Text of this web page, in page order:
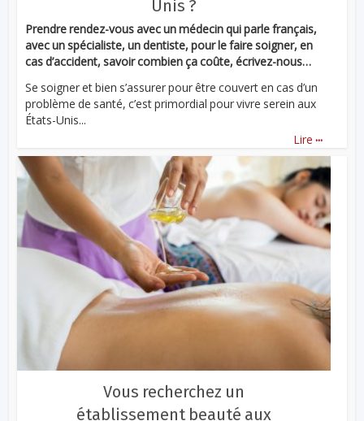
Unis ?
Prendre rendez-vous avec un médecin qui parle français,
avec un spécialiste, un dentiste, pour le faire soigner, en
cas d’accident, savoir combien ça coûte, écrivez-nous…
Se soigner et bien s’assurer pour être couvert en cas d’un
problème de santé, c’est primordial pour vivre serein aux
États-Unis...
Lire ...
Vous recherchez un
établissement beauté aux